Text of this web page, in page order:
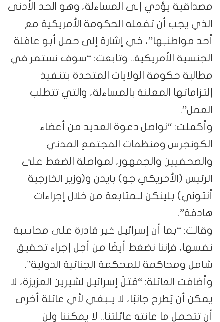
مصداقية يؤدي إلى المساءلة، وهو الحد الأدنى
الذي يجب أن تفعله الحكومة الأمريكية مع
أحد مواطنيها”، في إشارة إلى حمل أبو عاقلة
الجنسية الأمريكية.. وتابعت: “سوف نستمر في
مطالبة حكومة الولايات المتحدة بتنفيذ
إلتزاماتها المعلنة بالمساءلة، والتي تتطلب
العمل”.
وأكملت: “نواصل دعوة العديد من أعضاء
الكونجرس ومنظمات المجتمع المدني
والصحفيين والجمهور، لمواصلة الضغط على
الرئيس (الأمريكي جو) بايدن و(وزير الخارجية
أنتوني) بلينكن للمتابعة من خلال إجراءات
هادفة”.
وقالت: “بما أن إسرائيل غير قادرة على محاسبة
نفسها، فإننا نضغط أيضًا من أجل إجراء تحقيق
شامل ومحاكمة للمحكمة الجنائية الدولية”.
وأضافت العائلة: “قتلُ إسرائيل لشيرين العزيزة، لا
يمكن أن يُطرح جانبًا، لا ينبغي لأي عائلة أخرى
أن تتحمل ما عانته عائلتنا.. لا يمكننا ولن